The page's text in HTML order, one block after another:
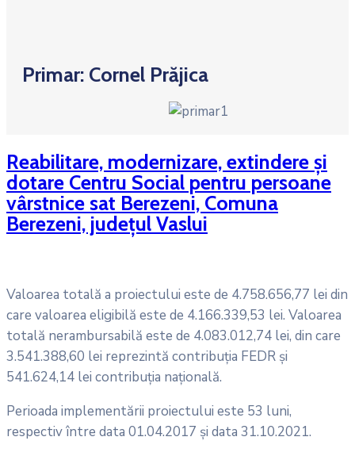
Primar: Cornel Prăjica
Reabilitare, modernizare, extindere și
dotare Centru Social pentru persoane
vârstnice sat Berezeni, Comuna
Berezeni, județul Vaslui
Valoarea totală a proiectului este de 4.758.656,77 lei din
care valoarea eligibilă este de 4.166.339,53 lei. Valoarea
totală nerambursabilă este de 4.083.012,74 lei, din care
3.541.388,60 lei reprezintă contribuţia FEDR și
541.624,14 lei contribuția națională.
Perioada implementării proiectului este 53 luni,
respectiv între data 01.04.2017 şi data 31.10.2021.